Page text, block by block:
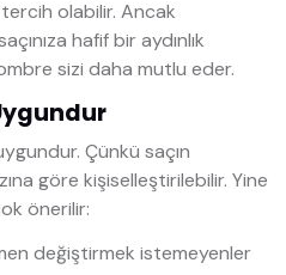
olabilir. Ancak
hafif bir aydınlık
sizi daha mutlu eder.
Çünkü saçın
göre kişiselleştirilebilir. Yine
önerilir:
değiştirmek istemeyenler